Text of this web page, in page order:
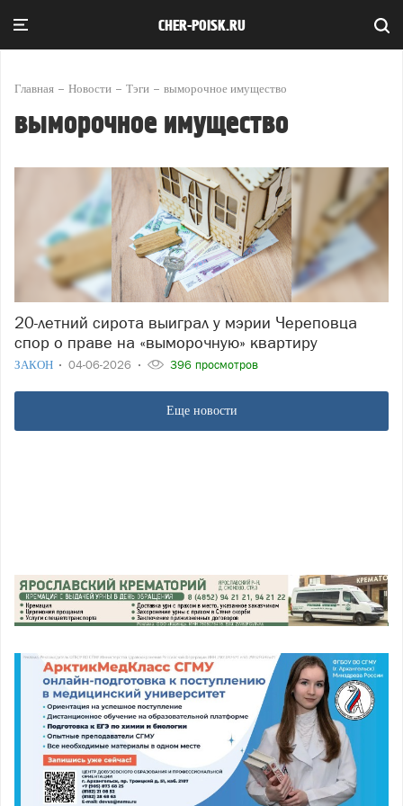
CHER-POISK.RU
Главная Новости Тэги выморочное имущество
выморочное имущество
20-летний сирота выиграл у мэрии Череповца
спор о праве на «выморочную» квартиру
ЗАКОН 04-06-2026 396 просмотров
Еще новости